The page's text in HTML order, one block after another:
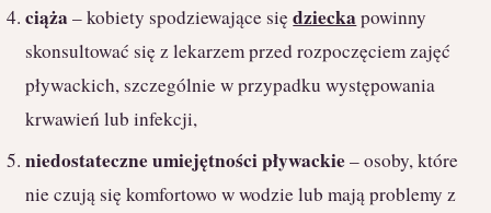
ciąża – kobiety spodziewające siędziecka powinny
skonsultować się z lekarzem przed rozpoczęciem zajęć
pływackich, szczególnie w przypadku występowania
krwawień lub infekcji,
niedostateczne umiejętności pływackie– osoby, które
nie czują się komfortowo w wodzie lub mają problemy z